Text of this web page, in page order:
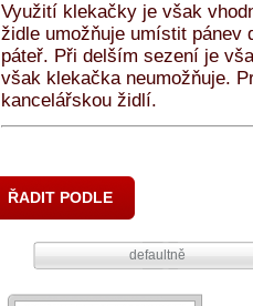
Využití klekačky je však
židle umožňuje umístit pánev
páteř. Při delším sezení je
však klekačka neumožňuje.
kancelářskou židlí.
ŘADIT PODLE
defaultně